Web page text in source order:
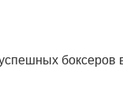
боксеров